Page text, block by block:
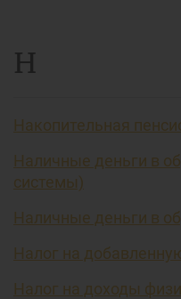
Н
Накопительная
Наличные деньги в
системы)
Наличные деньги в
Налог на
Налог на доходы